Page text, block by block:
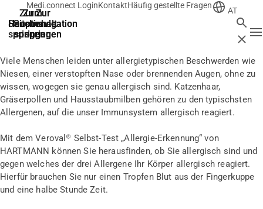
Zur
Suche
springen
Zur
Hauptnavigation
springen
Zur
Hauptnavigation
springen
Zum
Hauptinhalt
springen
Zum
Seitenende
springen
Medi.connect LoginKontaktHäufig gestellte Fragen
AT
Suche
Viele Menschen leiden unter allergietypischen Beschwerden wie
Niesen, einer verstopften Nase oder brennenden Augen, ohne zu
wissen, wogegen sie genau allergisch sind. Katzenhaar,
Gräserpollen und Hausstaubmilben gehören zu den typischsten
Allergenen, auf die unser Immunsystem allergisch reagiert.
Mit dem Veroval® Selbst-Test „Allergie-Erkennung“ von
HARTMANN können Sie herausfinden, ob Sie allergisch sind und
gegen welches der drei Allergene Ihr Körper allergisch reagiert.
Hierfür brauchen Sie nur einen Tropfen Blut aus der Fingerkuppe
und eine halbe Stunde Zeit.